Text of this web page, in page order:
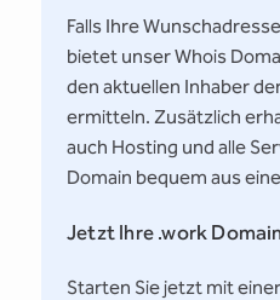
Falls Ihre
bietet unser Whois
den aktuellen Inhaber
ermitteln. Zusätzlich
auch Hosting und alle
Domain bequem aus
Jetzt Ihre .work
Starten Sie jetzt mit